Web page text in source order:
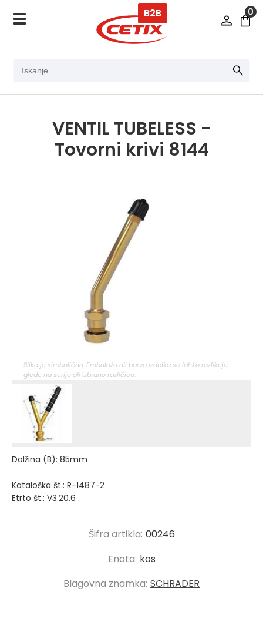
0
B2B
VENTIL TUBELESS -
Tovorni krivi 8144
Slika je simbolična. Embalaža ali barva izdelka se lahko razlikuje
glede na serijo ali izbrano različico.
Dolžina (B): 85mm
Kataloška št.: R-1487-2
Etrto št.: V3.20.6
Šifra artikla: 00246
Enota: kos
Blagovna znamka: SCHRADER